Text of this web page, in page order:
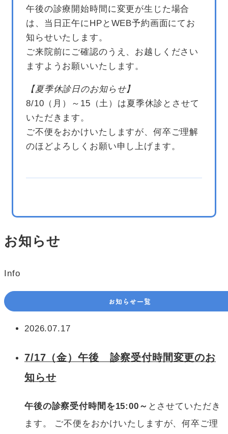
午後の診療開始時間に変更が生じた場合
は、当日正午にHPとWEB予約画面にてお
知らせいたします。
ご来院前にご確認のうえ、お越しください
ますようお願いいたします。
【夏季休診日のお知らせ】
8/10（月）～15（土）は夏季休診とさせて
いただきます。
ご不便をおかけいたしますが、何卒ご理解
のほどよろしくお願い申し上げます。
お知らせ
Info
お知らせ一覧
2026.07.17
7/17（金）午後 診察受付時間変更のお
知らせ
午後の診察受付時間を15:00～ とさせていただき
ます。 ご不便をおかけいたしますが、何卒ご理